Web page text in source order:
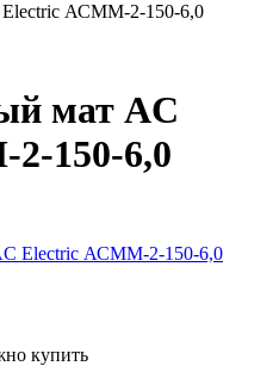
Еlectric АСММ-2-150-6,0
мат AC
150-6,0
купить